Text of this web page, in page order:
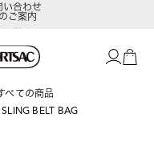
Club
ン開催中
ご案内
べての商品
BELT BAG